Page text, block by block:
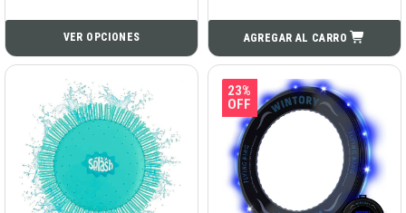
VER OPCIONES AGREGAR AL CARRO
23%
OFF